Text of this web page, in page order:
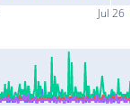
Jul 26